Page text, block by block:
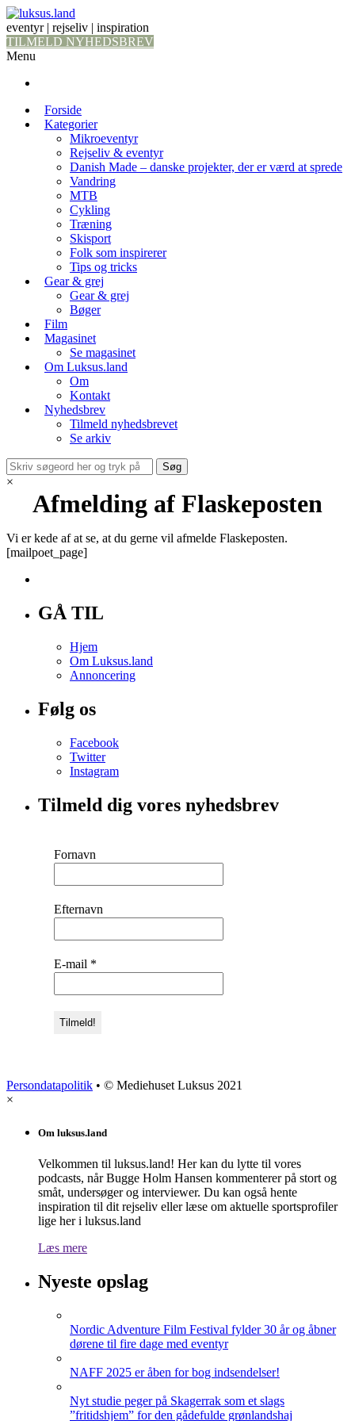
eventyr | rejseliv | inspiration
TILMELD NYHEDSBREV
Menu
Forside
Kategorier
Mikroeventyr
Rejseliv & eventyr
Danish Made – danske projekter, der er værd at sprede
Vandring
MTB
Cykling
Træning
Skisport
Folk som inspirerer
Tips og tricks
Gear & grej
Gear & grej
Bøger
Film
Magasinet
Se magasinet
Om Luksus.land
Om
Kontakt
Nyhedsbrev
Tilmeld nyhedsbrevet
Se arkiv
×
Afmelding af Flaskeposten
Vi er kede af at se, at du gerne vil afmelde Flaskeposten.
[mailpoet_page]
GÅ TIL
Hjem
Om Luksus.land
Annoncering
Følg os
Facebook
Twitter
Instagram
Tilmeld dig vores nyhedsbrev
Fornavn
Efternavn
E-mail *
Persondatapolitik • © Mediehuset Luksus 2021
×
Om luksus.land
Velkommen til luksus.land! Her kan du lytte til vores
podcasts, når Bugge Holm Hansen kommenterer på stort og
småt, undersøger og interviewer. Du kan også hente
inspiration til dit rejseliv eller læse om aktuelle sportsprofiler
lige her i luksus.land
Læs mere
Nyeste opslag
Nordic Adventure Film Festival fylder 30 år og åbner
dørene til fire dage med eventyr
NAFF 2025 er åben for bog indsendelser!
Nyt studie peger på Skagerrak som et slags
”fritidshjem” for den gådefulde grønlandshaj